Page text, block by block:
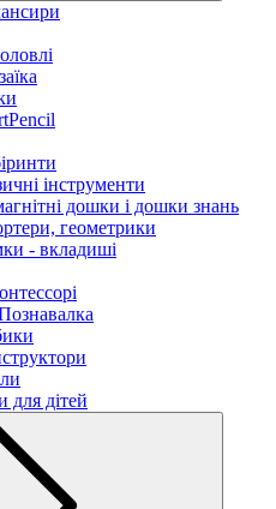
інструменти
дошки і дошки знань
геометрики
- вкладиші
для дітей